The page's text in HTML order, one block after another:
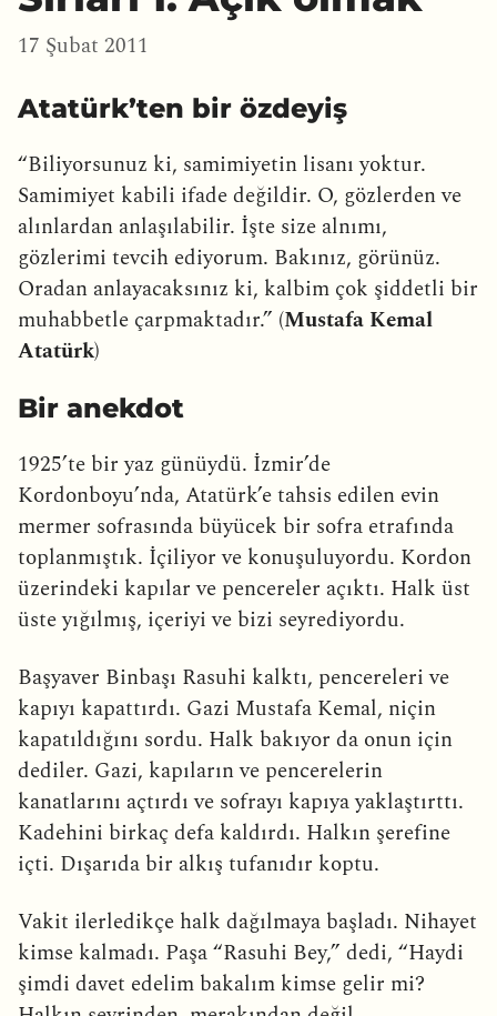
17 Şubat 2011
Atatürk’ten bir özdeyiş
“Biliyorsunuz ki, samimiyetin lisanı yoktur.
Samimiyet kabili ifade değildir. O, gözlerden ve
alınlardan anlaşılabilir. İşte size alnımı,
gözlerimi tevcih ediyorum. Bakınız, görünüz.
Oradan anlayacaksınız ki, kalbim çok şiddetli bir
muhabbetle çarpmaktadır.” (Mustafa Kemal
Atatürk)
Bir anekdot
1925’te bir yaz günüydü. İzmir’de
Kordonboyu’nda, Atatürk’e tahsis edilen evin
mermer sofrasında büyücek bir sofra etrafında
toplanmıştık. İçiliyor ve konuşuluyordu. Kordon
üzerindeki kapılar ve pencereler açıktı. Halk üst
üste yığılmış, içeriyi ve bizi seyrediyordu.
Başyaver Binbaşı Rasuhi kalktı, pencereleri ve
kapıyı kapattırdı. Gazi Mustafa Kemal, niçin
kapatıldığını sordu. Halk bakıyor da onun için
dediler. Gazi, kapıların ve pencerelerin
kanatlarını açtırdı ve sofrayı kapıya yaklaştırttı.
Kadehini birkaç defa kaldırdı. Halkın şerefine
içti. Dışarıda bir alkış tufanıdır koptu.
Vakit ilerledikçe halk dağılmaya başladı. Nihayet
kimse kalmadı. Paşa “Rasuhi Bey,” dedi, “Haydi
şimdi davet edelim bakalım kimse gelir mi?